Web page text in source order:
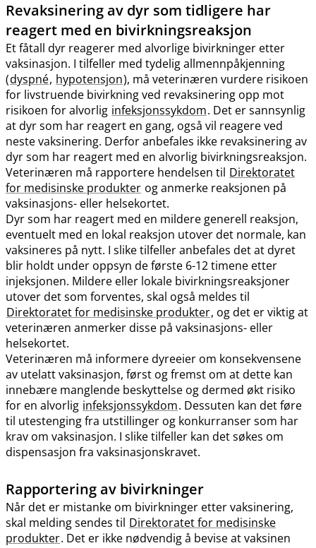
Revaksinering av dyr som tidligere har
reagert med en bivirkningsreaksjon
Et fåtall dyr reagerer med alvorlige bivirkninger etter
vaksinasjon. I tilfeller med tydelig allmennpåkjenning
(dyspné, hypotensjon), må veterinæren vurdere risikoen
for livstruende bivirkning ved revaksinering opp mot
risikoen for alvorlig infeksjonssykdom. Det er sannsynlig
at dyr som har reagert en gang, også vil reagere ved
neste vaksinering. Derfor anbefales ikke revaksinering av
dyr som har reagert med en alvorlig bivirkningsreaksjon.
Veterinæren må rapportere hendelsen til Direktoratet
for medisinske produkter og anmerke reaksjonen på
vaksinasjons- eller helsekortet.
Dyr som har reagert med en mildere generell reaksjon,
eventuelt med en lokal reaksjon utover det normale, kan
vaksineres på nytt. I slike tilfeller anbefales det at dyret
blir holdt under oppsyn de første 6-12 timene etter
injeksjonen. Mildere eller lokale bivirkningsreaksjoner
utover det som forventes, skal også meldes til
Direktoratet for medisinske produkter, og det er viktig at
veterinæren anmerker disse på vaksinasjons- eller
helsekortet.
Veterinæren må informere dyreeier om konsekvensene
av utelatt vaksinasjon, først og fremst om at dette kan
innebære manglende beskyttelse og dermed økt risiko
for en alvorlig infeksjonssykdom. Dessuten kan det føre
til utestenging fra utstillinger og konkurranser som har
krav om vaksinasjon. I slike tilfeller kan det søkes om
dispensasjon fra vaksinasjonskravet.
Rapportering av bivirkninger
Når det er mistanke om bivirkninger etter vaksinering,
skal melding sendes til Direktoratet for medisinske
produkter. Det er ikke nødvendig å bevise at vaksinen